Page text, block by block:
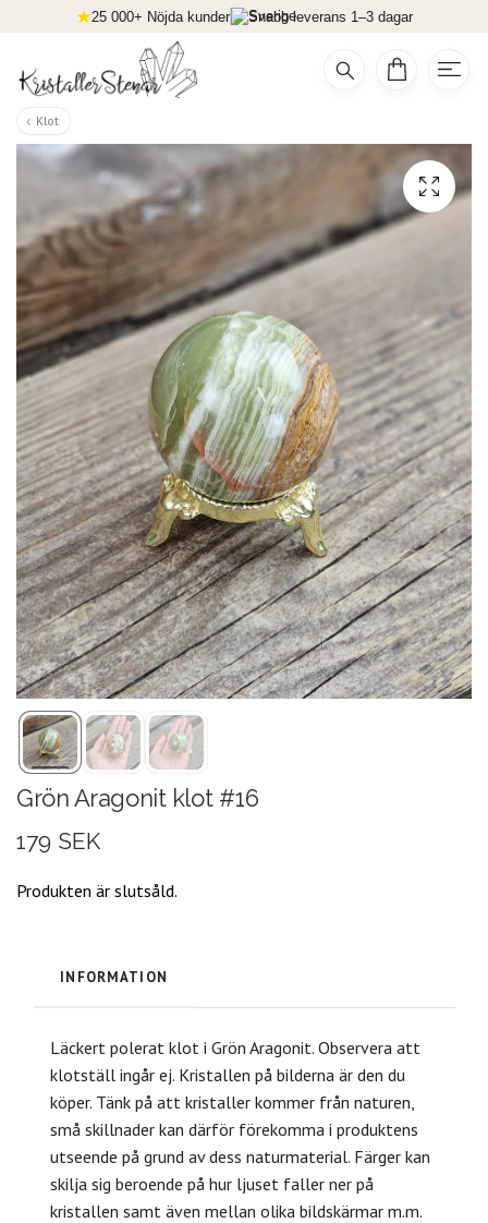
25 000+ Nöjda kunder Snabb leverans 1–3 dagar
Klot
Grön Aragonit klot #16
179 SEK
Produkten är slutsåld.
INFORMATION
Läckert polerat klot i Grön Aragonit. Observera att
klotställ ingår ej. Kristallen på bilderna är den du
köper. Tänk på att kristaller kommer från naturen,
små skillnader kan därför förekomma i produktens
utseende på grund av dess naturmaterial. Färger kan
skilja sig beroende på hur ljuset faller ner på
kristallen samt även mellan olika bildskärmar m.m.